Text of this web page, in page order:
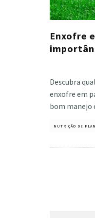
Enxofre
Descubra
enxofre em
bom manejo
NUTRIÇÃO DE